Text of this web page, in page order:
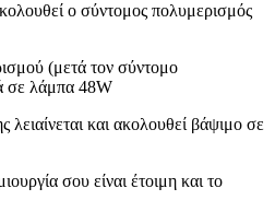
ο σύντομος πολυμερισμός
(μετά τον σύντομο
σε λάμπα 48W
και ακολουθεί βάψιμο σε
σου είναι έτοιμη και το